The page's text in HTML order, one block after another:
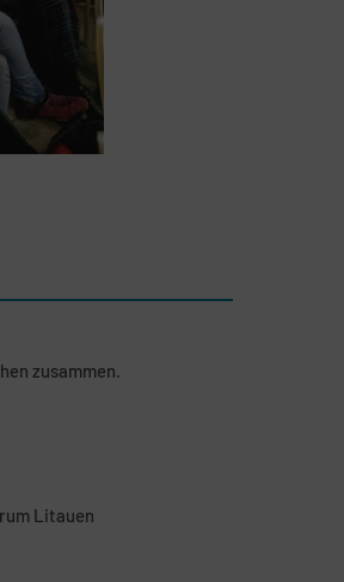
zusammen.
Litauen